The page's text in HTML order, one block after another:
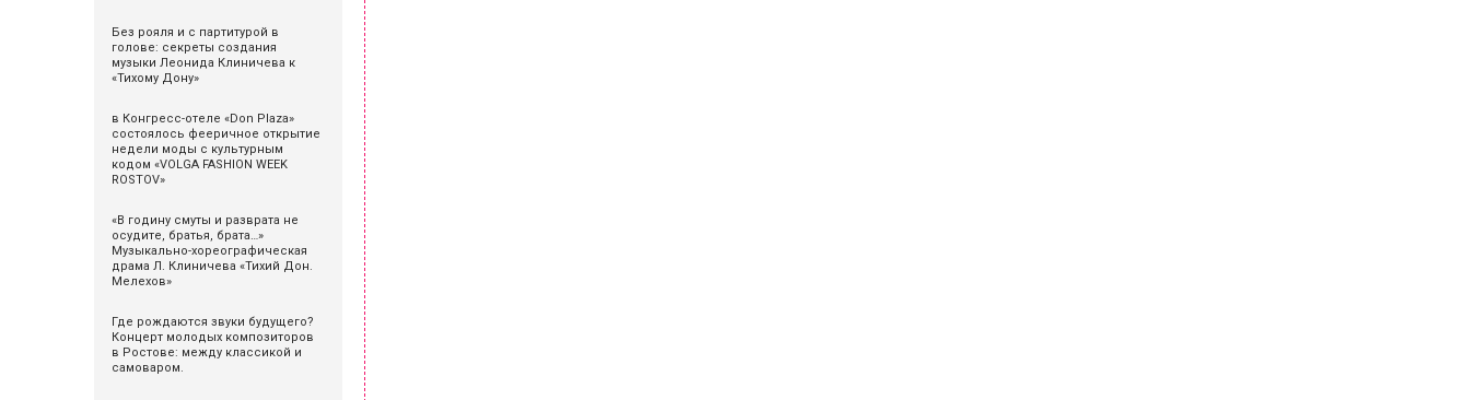
Без рояля и с партитурой в
голове: секреты создания
музыки Леонида Клиничева к
«Тихому Дону»
в Конгресс-отеле «Don Plaza»
состоялось фееричное открытие
недели моды с культурным
кодом «VOLGA FASHION WEEK
ROSTOV»
«В годину смуты и разврата не
осудите, братья, брата…»
Музыкально-хореографическая
драма Л. Клиничева «Тихий Дон.
Мелехов»
Где рождаются звуки будущего?
Концерт молодых композиторов
в Ростове: между классикой и
самоваром.